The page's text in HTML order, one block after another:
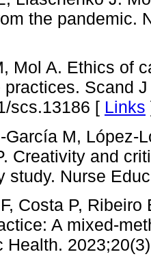
the pandemic.
Mol A. Ethics of
practices. Scand
scs.13186 [ Links
García M, López-
Creativity and
study. Nurse
Costa P,
A mixed-
Health.